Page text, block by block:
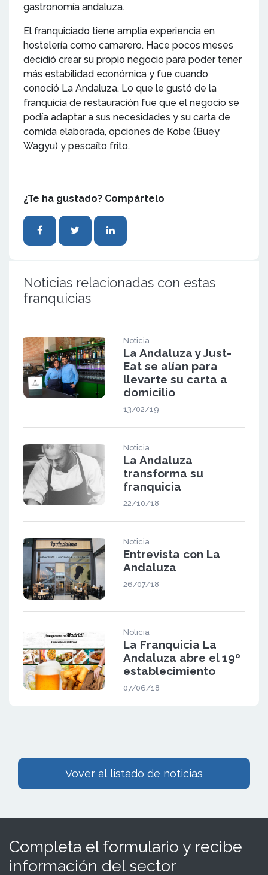
gastronomía andaluza.
El franquiciado tiene amplia experiencia en
hostelería como camarero. Hace pocos meses
decidió crear su propio negocio para poder tener
más estabilidad económica y fue cuando
conoció La Andaluza. Lo que le gustó de la
franquicia de restauración fue que el negocio se
podía adaptar a sus necesidades y su carta de
comida elaborada, opciones de Kobe (Buey
Wagyu) y pescaíto frito.
¿Te ha gustado? Compártelo
Noticias relacionadas con estas
franquicias
Noticia
La Andaluza y Just-
Eat se alían para
llevarte su carta a
domicilio
13/02/19
Noticia
La Andaluza
transforma su
franquicia
22/10/18
Noticia
Entrevista con La
Andaluza
26/07/18
Noticia
La Franquicia La
Andaluza abre el 19º
establecimiento
07/06/18
Vover al listado de noticias
Completa el formulario y recibe
información del sector